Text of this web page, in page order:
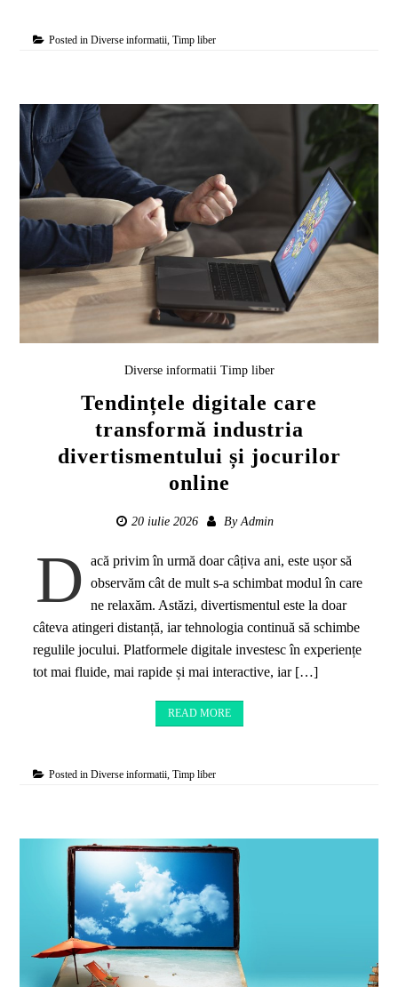
Posted inDiverse informatii ,Timp liber
Diverse informatii Timp liber
Tendințele digitale care
transformă industria
divertismentului și jocurilor
online
20 iulie 2026 By Admin
D
acă privim în urmă doar câțiva ani, este ușor să
observăm cât de mult s-a schimbat modul în care
ne relaxăm. Astăzi, divertismentul este la doar
câteva atingeri distanță, iar tehnologia continuă să schimbe
regulile jocului. Platformele digitale investesc în experiențe
tot mai fluide, mai rapide și mai interactive, iar […]
READ MORE
Posted inDiverse informatii ,Timp liber